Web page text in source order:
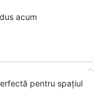
acum
pentru spațiul